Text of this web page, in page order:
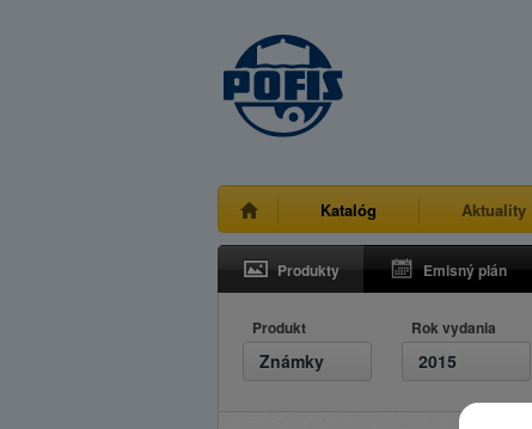
Katalóg Aktuality
Produkty Emisný plán
Produkt
Známky
Rok vydania
2015